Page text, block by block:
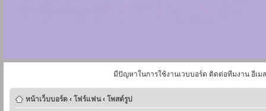
มีปัญหาในการใช้งานเวบบอร์ด ติดต่อทีมงาน อีเม
หน้าเว็บบอร์ด ‹ โฟร์แฟน ‹ โพสต์รูป